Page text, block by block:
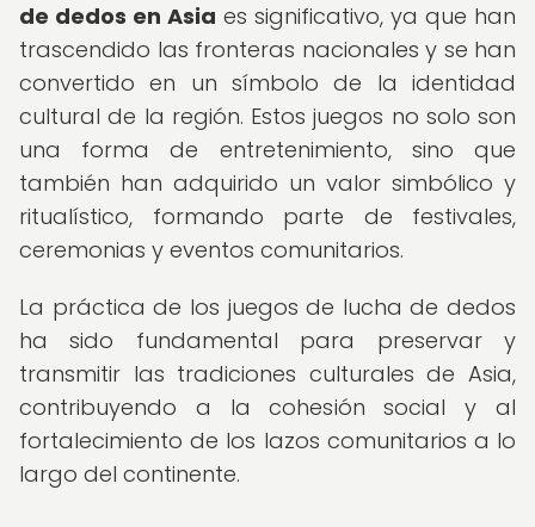
de dedos en Asia es significativo, ya que han
trascendido las fronteras nacionales y se han
convertido en un símbolo de la identidad
cultural de la región. Estos juegos no solo son
una forma de entretenimiento, sino que
también han adquirido un valor simbólico y
ritualístico, formando parte de festivales,
ceremonias y eventos comunitarios.
La práctica de los juegos de lucha de dedos
ha sido fundamental para preservar y
transmitir las tradiciones culturales de Asia,
contribuyendo a la cohesión social y al
fortalecimiento de los lazos comunitarios a lo
largo del continente.